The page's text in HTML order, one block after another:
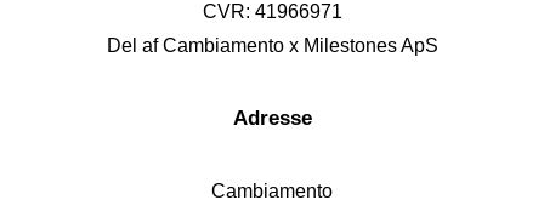
CVR: 41966971
Del af Cambiamento x Milestones ApS
Adresse
Cambiamento